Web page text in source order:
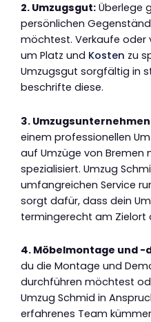
2. Umzugsgut: Überlege
persönlichen
möchtest. Verkaufe oder
um Platz und Kosten zu
Umzugsgut sorgfältig in
beschrifte diese.
3.
einem professionellen
auf Umzüge von Bremen
spezialisiert. Umzug
umfangreichen Service
sorgt dafür, dass dein
termingerecht am Zielort
4. Möbelmontage und -
du die Montage und
durchführen möchtest
Umzug Schmid in
erfahrenes Team